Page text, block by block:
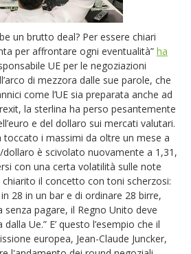
un brutto deal? Per essere chiari
per affrontare ogni eventualità” ha
UE per le negoziazioni
di mezzora dalle sue parole, che
come l’UE sia preparata anche ad
la sterlina ha perso pesantemente
e del dollaro sui mercati valutari.
toccato i massimi da oltre un mese a
è scivolato nuovamente a 1,31,
con una certa volatilità sulle note
il concetto con toni scherzosi:
28 in un bar e di ordinare 28 birre,
pagare, il Regno Unito deve
Ue.” E’ questo l’esempio che il
europea, Jean-Claude Juncker,